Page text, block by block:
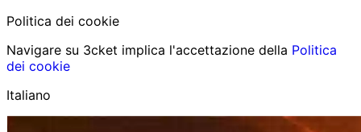
Politica dei cookie
Navigare su 3cket implica l'accettazione della Politica
dei cookie
Italiano